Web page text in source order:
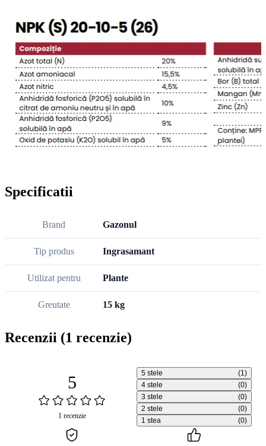
Specificatii
Brand Gazonul
Tip produs Ingrasamant
Utilizat pentru Plante
Greutate 15 kg
Recenzii (1 recenzie)
5
1 recenzie
5 stele
(1)
4 stele
(0)
3 stele
(0)
2 stele
(0)
1 stea
(0)